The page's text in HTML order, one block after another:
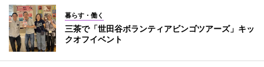
暮らす・働く
三茶で「世田谷ボランティアビンゴツアーズ」キッ
クオフイベント